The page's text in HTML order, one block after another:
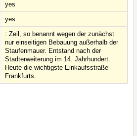
yes
yes
: Zeil, so benannt wegen der zunächst
nur einseitigen Bebauung außerhalb der
Staufenmauer. Entstand nach der
Stadterweiterung im 14. Jahrhundert.
Heute die wichtigste Einkaufsstraße
Frankfurts.